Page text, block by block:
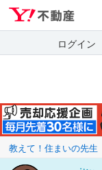
ログイン
教えて！住まいの先生